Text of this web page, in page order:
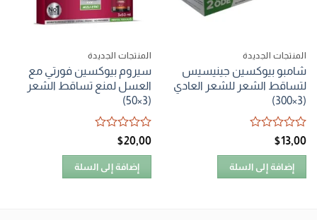
المنتجات الجديدة
شامبو بيوكسين جينيسيس
لتساقط الشعر للشعر العادي
(3×300)
تم
التقييم
من
$ 13٫00
إضافة إلى السلة
المنتجات الجديدة
سيروم بيوكسين فورتي مع
العسل لمنع تساقط الشعر
(3×50)
تم
التقييم
من
$ 20٫00
إضافة إلى السلة